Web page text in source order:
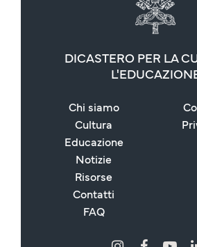
DICASTERO PER LA
Chi siamo
Cultura
Educazione
Notizie
Risorse
Contatti
FAQ